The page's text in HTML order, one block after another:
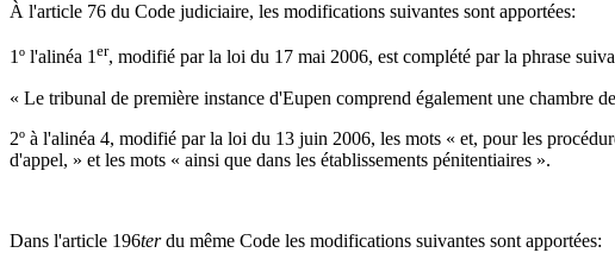
À l'article 76 du Code judiciaire, les modifications suivantes sont apportées:
1º l'alinéa 1er, modifié par la loi du 17 mai 2006, est complété par la phrase
« Le tribunal de première instance d'Eupen comprend également une chambre
2º à l'alinéa 4, modifié par la loi du 13 juin 2006, les mots « et, pour les
d'appel, » et les mots « ainsi que dans les établissements pénitentiaires ».
Dans l'article 196terdu même Code les modifications suivantes sont apportées: